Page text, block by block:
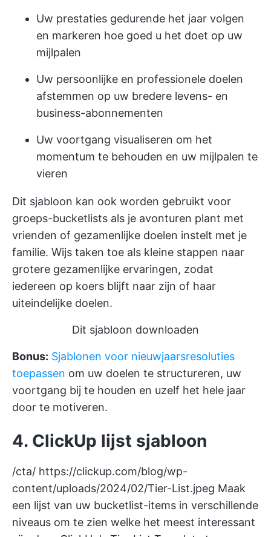
Uw prestaties gedurende het jaar volgen
en markeren hoe goed u het doet op uw
mijlpalen
Uw persoonlijke en professionele doelen
afstemmen op uw bredere levens- en
business-abonnementen
Uw voortgang visualiseren om het
momentum te behouden en uw mijlpalen te
vieren
Dit sjabloon kan ook worden gebruikt voor
groeps-bucketlists als je avonturen plant met
vrienden of gezamenlijke doelen instelt met je
familie. Wijs taken toe als kleine stappen naar
grotere gezamenlijke ervaringen, zodat
iedereen op koers blijft naar zijn of haar
uiteindelijke doelen.
Dit sjabloon downloaden
Bonus: Sjablonen voor nieuwjaarsresoluties
toepassen om uw doelen te structureren, uw
voortgang bij te houden en uzelf het hele jaar
door te motiveren.
4. ClickUp lijst sjabloon
/cta/ https://clickup.com/blog/wp-
content/uploads/2024/02/Tier-List.jpeg Maak
een lijst van uw bucketlist-items in verschillende
niveaus om te zien welke het meest interessant